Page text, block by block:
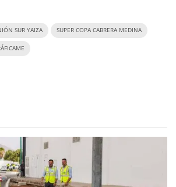
SUR YAIZA SUPER COPA CABRERA MEDINA